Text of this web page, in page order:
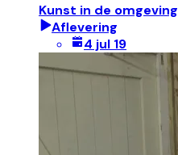
Kunst in de omgeving
Aflevering
4 jul 19